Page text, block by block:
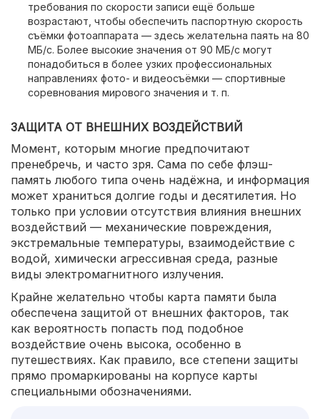
требования по скорости записи ещё больше
возрастают, чтобы обеспечить паспортную скорость
съёмки фотоаппарата — здесь желательна паять на 80
МБ/с. Более высокие значения от 90 МБ/с могут
понадобиться в более узких профессиональных
направлениях фото- и видеосъёмки — спортивные
соревнования мирового значения и т. п.
ЗАЩИТА ОТ ВНЕШНИХ ВОЗДЕЙСТВИЙ
Момент, которым многие предпочитают
пренебречь, и часто зря. Сама по себе флэш-
память любого типа очень надёжна, и информация
может храниться долгие годы и десятилетия. Но
только при условии отсутствия влияния внешних
воздействий — механические повреждения,
экстремальные температуры, взаимодействие с
водой, химически агрессивная среда, разные
виды электромагнитного излучения.
Крайне желательно чтобы карта памяти была
обеспечена защитой от внешних факторов, так
как вероятность попасть под подобное
воздействие очень высока, особенно в
путешествиях. Как правило, все степени защиты
прямо промаркированы на корпусе карты
специальными обозначениями.